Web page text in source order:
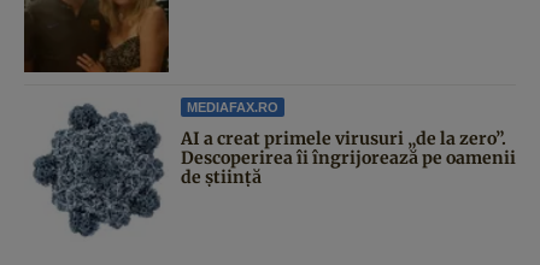
MEDIAFAX.RO
AI a creat primele virusuri „de la zero”.
Descoperirea îi îngrijorează pe oamenii
de știință